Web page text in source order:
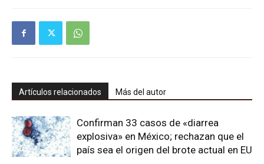
Artículos relacionados Más del autor
Confirman 33 casos de «diarrea
explosiva» en México; rechazan que el
país sea el origen del brote actual en EU